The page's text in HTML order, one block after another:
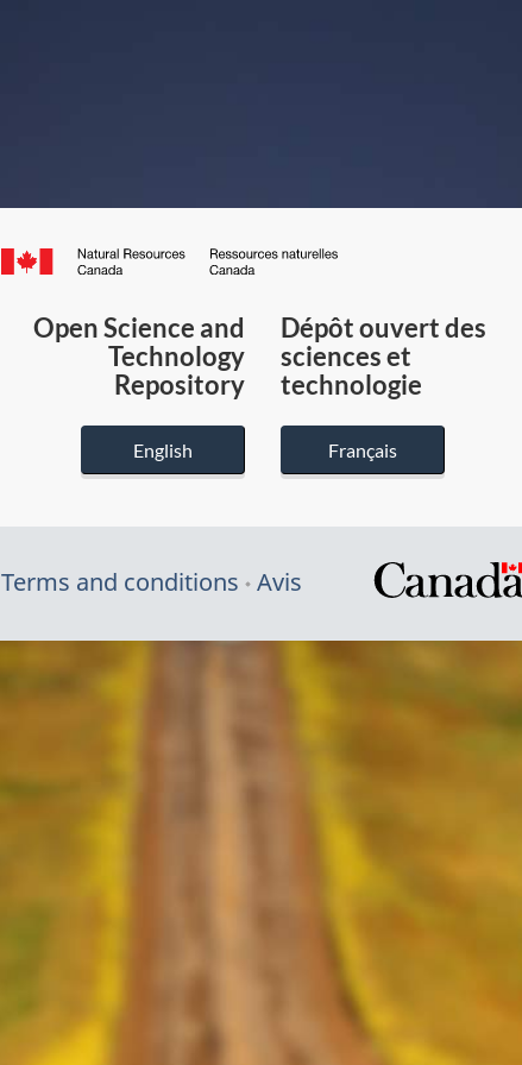
Canada.ca
du
Canada
Open Science and
Technology
Repository
English
Dépôt ouvert des
sciences et
technologie
Français
Terms and conditions Avis